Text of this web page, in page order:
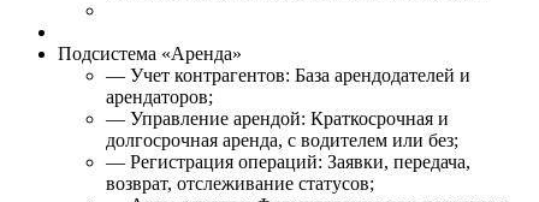
Подсистема «Аренда»
— Учет контрагентов: База арендодателей и
арендаторов;
— Управление арендой: Краткосрочная и
долгосрочная аренда, с водителем или без;
— Регистрация операций: Заявки, передача,
возврат, отслеживание статусов;